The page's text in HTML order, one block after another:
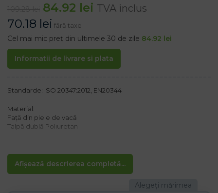
84.92 lei TVA inclus
70.18 lei fără taxe
Cel mai mic preț din ultimele 30 de zile 84.92 lei
Informatii de livrare si plata
Afișează descrierea completă...
Standarde: ISO 20347:2012, EN20344
Material:
Față din piele de vacă
Talpă dublă Poliuretan
Proprietăți:
– talpă antiderapantă